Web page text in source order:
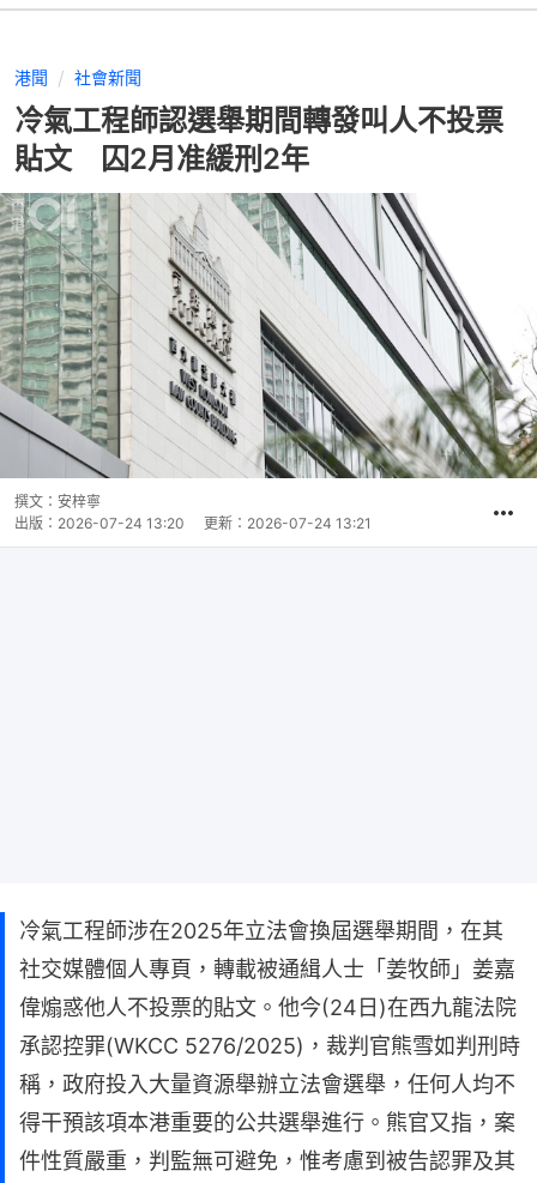
港聞 社會新聞
冷氣工程師認選舉期間轉發叫人不投票
貼文 囚2月准緩刑2年
撰文： 安梓寧
出版： 2026-07-24 13:20 更新： 2026-07-24 13:21
冷氣工程師涉在2025年立法會換屆選舉期間，在其
社交媒體個人專頁，轉載被通緝人士「姜牧師」姜嘉
偉煽惑他人不投票的貼文。他今(24日)在西九龍法院
承認控罪(WKCC 5276/2025)，裁判官熊雪如判刑時
稱，政府投入大量資源舉辦立法會選舉，任何人均不
得干預該項本港重要的公共選舉進行。熊官又指，案
件性質嚴重，判監無可避免，惟考慮到被告認罪及其